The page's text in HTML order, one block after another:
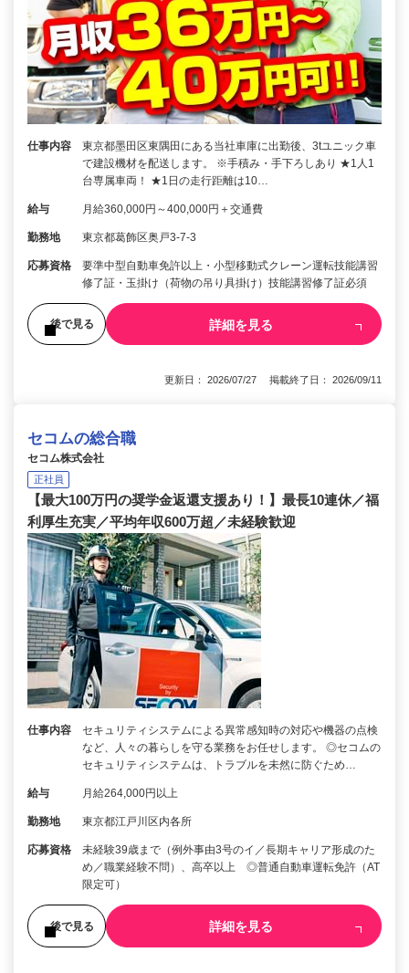
仕事内容
東京都墨田区東隅田にある当社車庫に出勤後、3tユニック車
で建設機材を配送します。 ※手積み・手下ろしあり ★1人1
台専属車両！ ★1日の走行距離は10…
給与 月給360,000円～400,000円＋交通費
勤務地 東京都葛飾区奥戸3-7-3
応募資格
要準中型自動車免許以上・小型移動式クレーン運転技能講習
修了証・玉掛け（荷物の吊り具掛け）技能講習修了証必須
後で見る 詳細を見る
更新日： 2026/07/27 掲載終了日： 2026/09/11
セコムの総合職
セコム株式会社
正社員
【最大100万円の奨学金返還支援あり！】最長10連休／福
利厚生充実／平均年収600万超／未経験歓迎
仕事内容
セキュリティシステムによる異常感知時の対応や機器の点検
など、人々の暮らしを守る業務をお任せします。 ◎セコムの
セキュリティシステムは、トラブルを未然に防ぐため…
給与 月給264,000円以上
勤務地 東京都江戸川区内各所
応募資格
未経験39歳まで（例外事由3号のイ／長期キャリア形成のた
め／職業経験不問）、高卒以上 ◎普通自動車運転免許（AT
限定可）
後で見る 詳細を見る